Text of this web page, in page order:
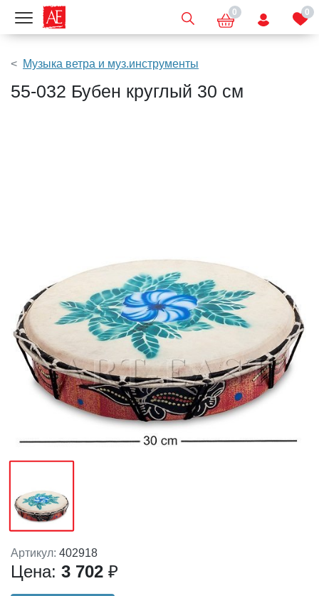
Показать меню 0 0
Музыка ветра и муз.инструменты
55-032 Бубен круглый 30 см
Артикул: 402918
Цена: 3 702 ₽